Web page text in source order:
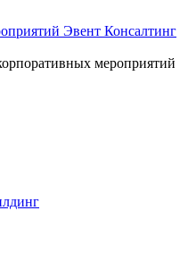
мероприятий